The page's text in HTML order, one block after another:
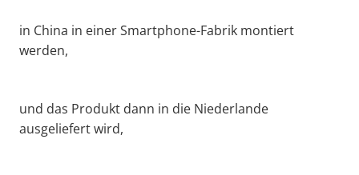
in China in einer Smartphone-Fabrik montiert
werden,
und das Produkt dann in die Niederlande
ausgeliefert wird,